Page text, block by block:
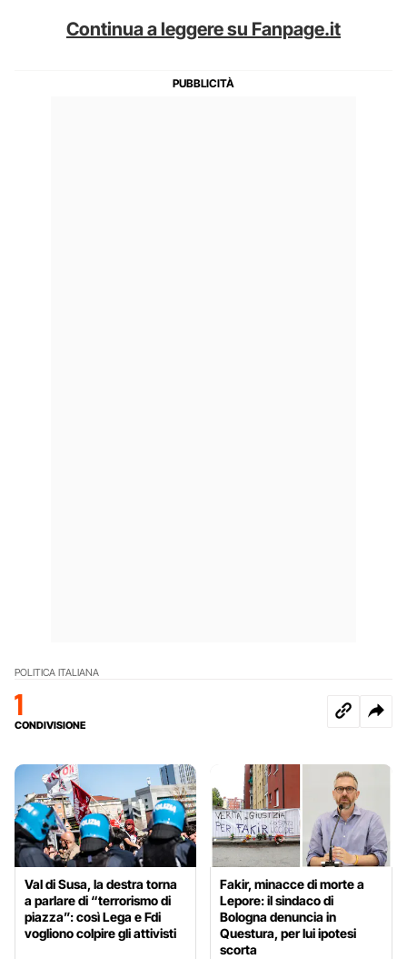
Continua a leggere su Fanpage.it
POLITICA ITALIANA
1
CONDIVISIONE
Val di Susa, la destra torna
a parlare di “terrorismo di
piazza”: così Lega e Fdi
vogliono colpire gli attivisti
Fakir, minacce di morte a
Lepore: il sindaco di
Bologna denuncia in
Questura, per lui ipotesi
scorta